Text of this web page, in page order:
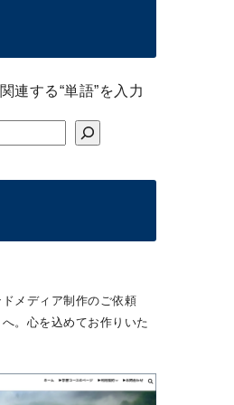
連する“単語”を入力
メディア制作のご依頼
。心を込めてお作りいた